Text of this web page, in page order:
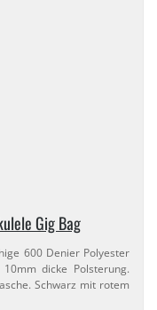
Gig Bag
600 Denier Polyester
dicke Polsterung.
Schwarz mit rotem